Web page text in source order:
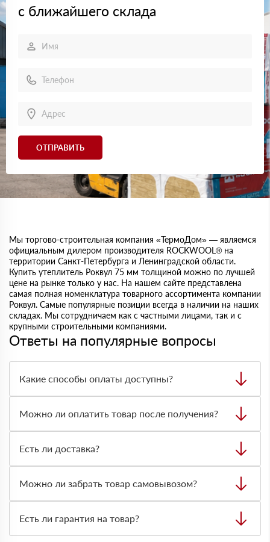
с ближайшего склада
ОТПРАВИТЬ
Мы торгово-строительная компания «ТермоДом» — являемся
официальным дилером производителя ROCKWOOL® на
территории Санкт-Петербурга и Ленинградской области.
Купить утеплитель Роквул 75 мм толщиной можно по лучшей
цене на рынке только у нас. На нашем сайте представлена
самая полная номенклатура товарного ассортимента компании
Роквул. Самые популярные позиции всегда в наличии на наших
складах. Мы сотрудничаем как с частными лицами, так и с
крупными строительными компаниями.
Ответы на популярные вопросы
Какие способы оплаты доступны?
безналичным переводом на расчётный счёт. Формат
оплаты лучше заранее согласовать с менеджером при
оформлении заявки.
Можно ли оплатить товар после получения?
получения. Вы проверяете товар на месте, сверяете
количество и состояние, после этого оплачиваете заказ.
Есть ли доставка?
Стоимость и сроки зависят от адреса, объёма заказа,
типа материала и нужной техники для разгрузки.
Можно ли забрать товар самовывозом?
только по предварительно оформленной заявке через
менеджера.
Есть ли гарантия на товар?